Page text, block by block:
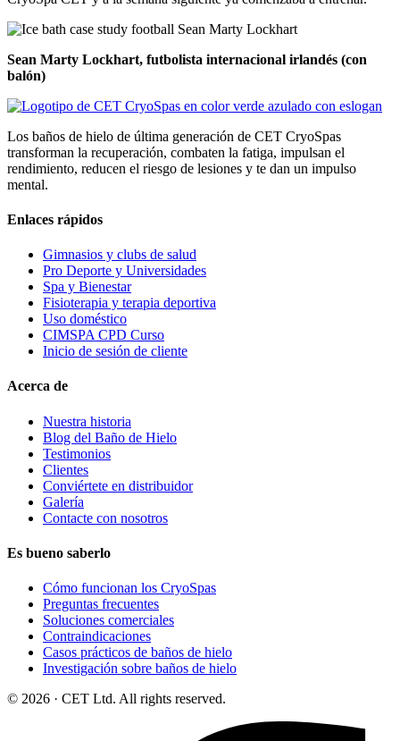
Sean Marty Lockhart, futbolista internacional irlandés (con
balón)
Los baños de hielo de última generación de CET CryoSpas
transforman la recuperación, combaten la fatiga, impulsan el
rendimiento, reducen el riesgo de lesiones y te dan un impulso
mental.
Enlaces rápidos
Gimnasios y clubs de salud
Pro Deporte y Universidades
Spa y Bienestar
Fisioterapia y terapia deportiva
Uso doméstico
CIMSPA CPD Curso
Inicio de sesión de cliente
Acerca de
Nuestra historia
Blog del Baño de Hielo
Testimonios
Clientes
Conviértete en distribuidor
Galería
Contacte con nosotros
Es bueno saberlo
Cómo funcionan los CryoSpas
Preguntas frecuentes
Soluciones comerciales
Contraindicaciones
Casos prácticos de baños de hielo
Investigación sobre baños de hielo
© 2026 · CET Ltd. All rights reserved.